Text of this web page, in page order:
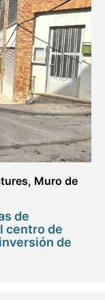
, Muro de
de
centro de
de